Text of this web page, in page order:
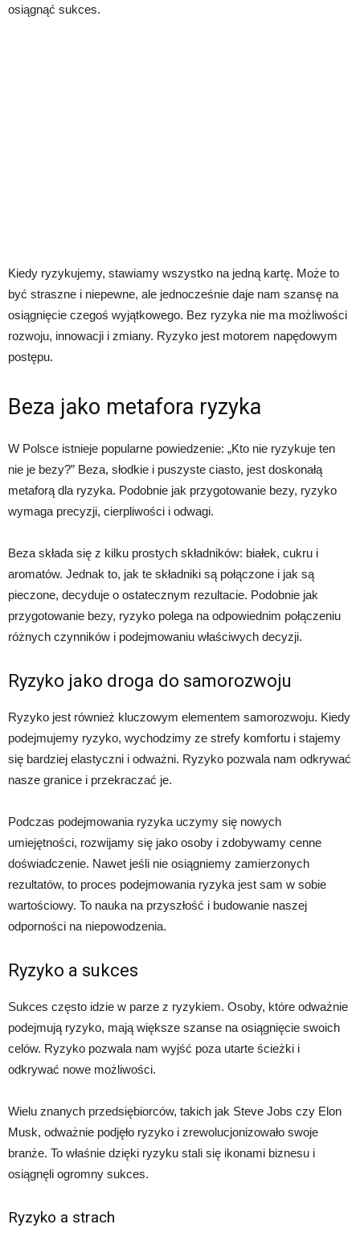
osiągnąć sukces.
Kiedy ryzykujemy, stawiamy wszystko na jedną kartę. Może to
być straszne i niepewne, ale jednocześnie daje nam szansę na
osiągnięcie czegoś wyjątkowego. Bez ryzyka nie ma możliwości
rozwoju, innowacji i zmiany. Ryzyko jest motorem napędowym
postępu.
Beza jako metafora ryzyka
W Polsce istnieje popularne powiedzenie: „Kto nie ryzykuje ten
nie je bezy?” Beza, słodkie i puszyste ciasto, jest doskonałą
metaforą dla ryzyka. Podobnie jak przygotowanie bezy, ryzyko
wymaga precyzji, cierpliwości i odwagi.
Beza składa się z kilku prostych składników: białek, cukru i
aromatów. Jednak to, jak te składniki są połączone i jak są
pieczone, decyduje o ostatecznym rezultacie. Podobnie jak
przygotowanie bezy, ryzyko polega na odpowiednim połączeniu
różnych czynników i podejmowaniu właściwych decyzji.
Ryzyko jako droga do samorozwoju
Ryzyko jest również kluczowym elementem samorozwoju. Kiedy
podejmujemy ryzyko, wychodzimy ze strefy komfortu i stajemy
się bardziej elastyczni i odważni. Ryzyko pozwala nam odkrywać
nasze granice i przekraczać je.
Podczas podejmowania ryzyka uczymy się nowych
umiejętności, rozwijamy się jako osoby i zdobywamy cenne
doświadczenie. Nawet jeśli nie osiągniemy zamierzonych
rezultatów, to proces podejmowania ryzyka jest sam w sobie
wartościowy. To nauka na przyszłość i budowanie naszej
odporności na niepowodzenia.
Ryzyko a sukces
Sukces często idzie w parze z ryzykiem. Osoby, które odważnie
podejmują ryzyko, mają większe szanse na osiągnięcie swoich
celów. Ryzyko pozwala nam wyjść poza utarte ścieżki i
odkrywać nowe możliwości.
Wielu znanych przedsiębiorców, takich jak Steve Jobs czy Elon
Musk, odważnie podjęło ryzyko i zrewolucjonizowało swoje
branże. To właśnie dzięki ryzyku stali się ikonami biznesu i
osiągnęli ogromny sukces.
Ryzyko a strach